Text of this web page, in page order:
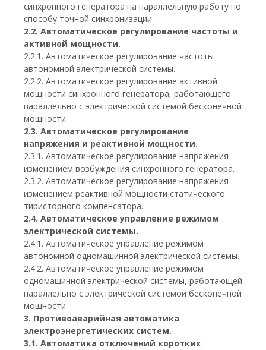
синхронного генератора на параллельную работу по
способу точной синхронизации.
2.2. Автоматическое регулирование частоты и
активной мощности.
2.2.1. Автоматическое регулирование частоты
автономной электрической системы.
2.2.2. Автоматическое регулирование активной
мощности синхронного генератора, работающего
параллельно с электрической системой бесконечной
мощности.
2.3. Автоматическое регулирование
напряжения и реактивной мощности.
2.3.1. Автоматическое регулирование напряжения
изменением возбуждения синхронного генератора.
2.3.2. Автоматическое регулирование напряжения
изменением реактивной мощности статического
тиристорного компенсатора.
2.4. Автоматическое управление режимом
электрической системы.
2.4.1. Автоматическое управление режимом
автономной одномашинной электрической системы.
2.4.2. Автоматическое управление режимом
одномашинной электрической системы, работающей
параллельно с электрической системой бесконечной
мощности.
3. Противоаварийная автоматика
электроэнергетических систем.
3.1. Автоматика отключений коротких